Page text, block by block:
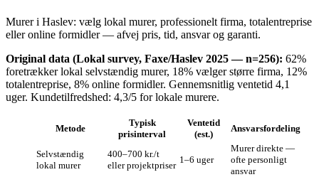
Murer i Haslev: vælg lokal murer, professionelt firma, totalentreprise
eller online formidler — afvej pris, tid, ansvar og garanti.
Original data (Lokal survey, Faxe/Haslev 2025 — n=256): 62%
foretrækker lokal selvstændig murer, 18% vælger større firma, 12%
totalentreprise, 8% online formidler. Gennemsnitlig ventetid 4,1
uger. Kundetilfredshed: 4,3/5 for lokale murere.
Metode
Typisk
prisinterval
Ventetid
(est.)
Ansvarsfordeling
Selvstændig
lokal murer
400–700 kr./t
eller projektpriser
1–6 uger
Murer direkte —
ofte personligt
ansvar